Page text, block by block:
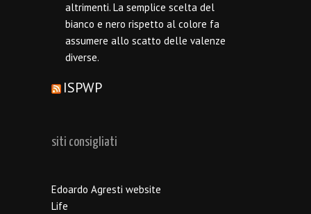
altrimenti. La semplice scelta del
bianco e nero rispetto al colore fa
assumere allo scatto delle valenze
diverse.
ISPWP
siti consigliati
Edoardo Agresti website
Life